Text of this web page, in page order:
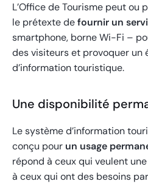
L’Office de Tourisme peut ou
le prétexte defournir un
smartphone, borne Wi-Fi –
des visiteurs et provoquer un
d’information touristique.
Une disponibilité
Le système d’information
conçu pour un usage
répond à ceux qui veulent une
à ceux qui ont des besoins